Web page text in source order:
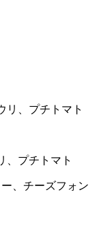
プチトマト